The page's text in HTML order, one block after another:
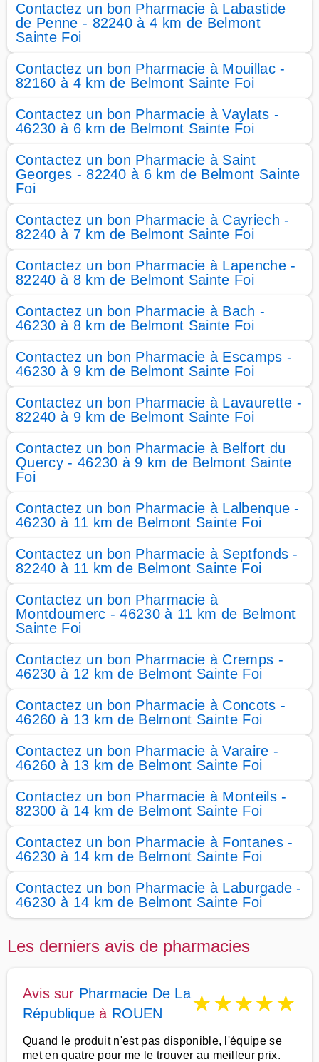
Contactez un bon Pharmacie à Labastide
de Penne - 82240 à 4 km de Belmont
Sainte Foi
Contactez un bon Pharmacie à Mouillac -
82160 à 4 km de Belmont Sainte Foi
Contactez un bon Pharmacie à Vaylats -
46230 à 6 km de Belmont Sainte Foi
Contactez un bon Pharmacie à Saint
Georges - 82240 à 6 km de Belmont Sainte
Foi
Contactez un bon Pharmacie à Cayriech -
82240 à 7 km de Belmont Sainte Foi
Contactez un bon Pharmacie à Lapenche -
82240 à 8 km de Belmont Sainte Foi
Contactez un bon Pharmacie à Bach -
46230 à 8 km de Belmont Sainte Foi
Contactez un bon Pharmacie à Escamps -
46230 à 9 km de Belmont Sainte Foi
Contactez un bon Pharmacie à Lavaurette -
82240 à 9 km de Belmont Sainte Foi
Contactez un bon Pharmacie à Belfort du
Quercy - 46230 à 9 km de Belmont Sainte
Foi
Contactez un bon Pharmacie à Lalbenque -
46230 à 11 km de Belmont Sainte Foi
Contactez un bon Pharmacie à Septfonds -
82240 à 11 km de Belmont Sainte Foi
Contactez un bon Pharmacie à
Montdoumerc - 46230 à 11 km de Belmont
Sainte Foi
Contactez un bon Pharmacie à Cremps -
46230 à 12 km de Belmont Sainte Foi
Contactez un bon Pharmacie à Concots -
46260 à 13 km de Belmont Sainte Foi
Contactez un bon Pharmacie à Varaire -
46260 à 13 km de Belmont Sainte Foi
Contactez un bon Pharmacie à Monteils -
82300 à 14 km de Belmont Sainte Foi
Contactez un bon Pharmacie à Fontanes -
46230 à 14 km de Belmont Sainte Foi
Contactez un bon Pharmacie à Laburgade -
46230 à 14 km de Belmont Sainte Foi
Les derniers avis de pharmacies
Avis sur Pharmacie De La
République à ROUEN ★★★★★
Quand le produit n'est pas disponible, l'équipe se
met en quatre pour me le trouver au meilleur prix.